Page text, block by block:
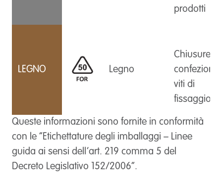
prodotti
LEGNO Legno
Chiusure
confezioni
viti di
fissaggio
Queste informazioni sono fornite in conformità
con le “Etichettature degli imballaggi – Linee
guida ai sensi dell’art. 219 comma 5 del
Decreto Legislativo 152/2006”.